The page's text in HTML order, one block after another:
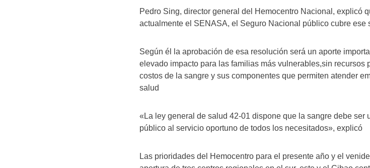
Pedro Sing, director general del Hemocentro Nacional, explicó
actualmente el SENASA, el Seguro Nacional público cubre ese
Según él la aprobación de esa resolución será un aporte
elevado impacto para las familias más vulnerables,sin recursos
costos de la sangre y sus componentes que permiten atender
salud
«La ley general de salud 42-01 dispone que la sangre debe ser
público al servicio oportuno de todos los necesitados», explicó
Las prioridades del Hemocentro para el presente año y el